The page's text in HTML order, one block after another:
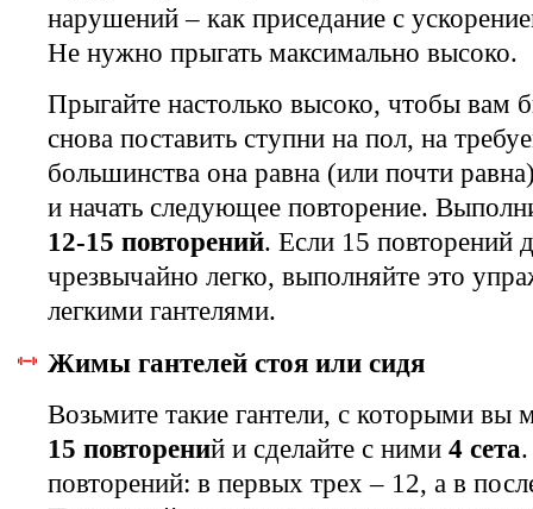
нарушений – как приседание с
Не нужно прыгать максимально высоко.
Прыгайте настолько высоко, чтобы вам
снова поставить ступни на пол, на
большинства она равна (или почти
и начать следующее повторение.
12-15 повторений. Если 15 повторений
чрезвычайно легко, выполняйте это
легкими гантелями.
Жимы гантелей стоя или сидя
Возьмите такие гантели, с которыми вы
15 повторений и сделайте с ними 4 сета
повторений: в первых трех – 12, а в